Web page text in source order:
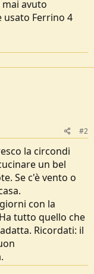
avuto
usato Ferrino 4
#2
la circondi
un bel
Se c'è vento o
con la
tutto quello che
Ricordati: il